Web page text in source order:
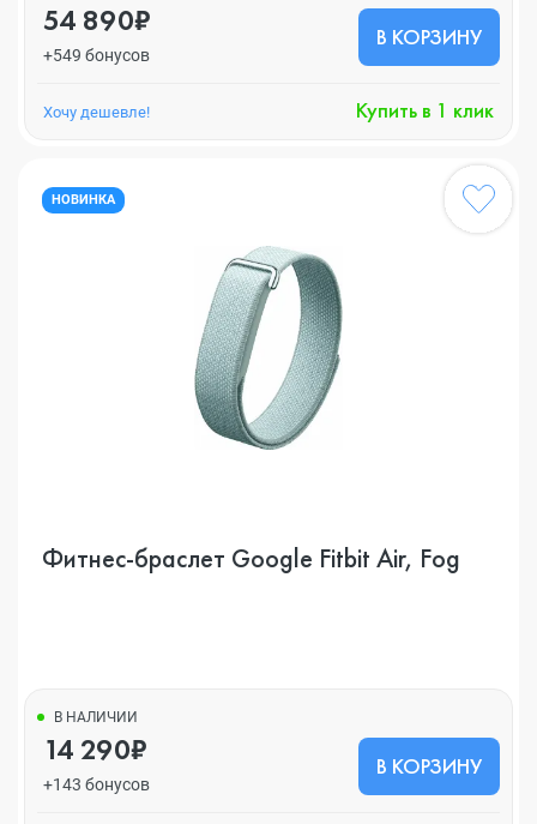
54 890₽
+549 бонусов
В КОРЗИНУ
Хочу дешевле! Купить в 1 клик
НОВИНКА
Фитнес-браслет Google Fitbit Air, Fog
В НАЛИЧИИ
14 290₽
+143 бонусов
В КОРЗИНУ